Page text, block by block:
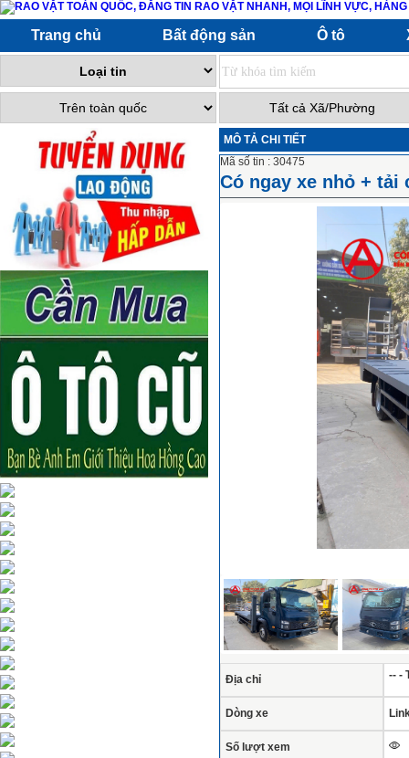
Trang chủ Bất động sản Ô tô
MÔ TẢ CHI TIẾT
Mã số tin : 30475
Có ngay xe nhỏ + tải
Địa chỉ -- -
Dòng xe
Số lượt xem